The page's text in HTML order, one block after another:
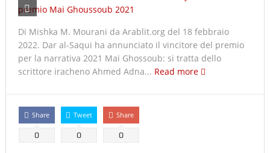
Di Mishka M. Mourani da Arablit.org del 18 febbraio
2022. Dar al-Saqui ha annunciato il vincitore del premio
per la narrativa 2021 Mai Ghossoub: si tratta dello
scrittore iracheno Ahmed Adna... Read more
Share
0
Tweet
0
Share
0